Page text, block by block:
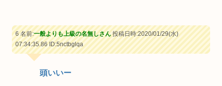
6 名前:一般よりも上級の名無しさん投稿日時:2020/01/29(水)
07:34:35.86ID:5nctbglqa
頭いいー